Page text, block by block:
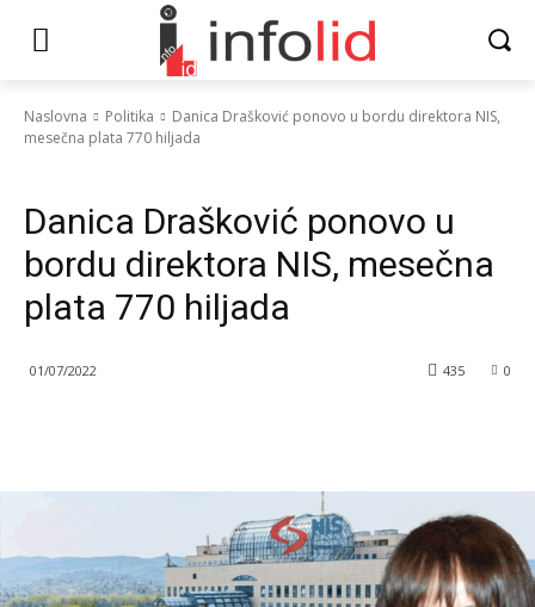
Naslovna Politika
Danica Drašković ponovo u bordu direktora NIS,
mesečna plata 770 hiljada
Danica Drašković ponovo u
bordu direktora NIS, mesečna
plata 770 hiljada
01/07/2022 0
435